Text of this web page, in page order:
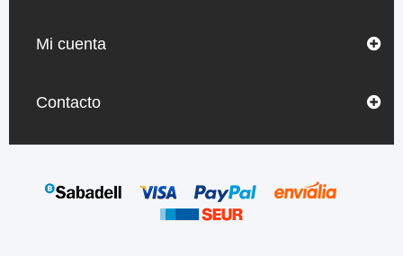
Mi cuenta
Contacto